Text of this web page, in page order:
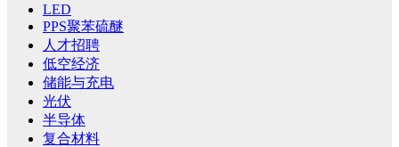
LED
PPS聚苯硫醚
人才招聘
低空经济
储能与充电
光伏
半导体
复合材料